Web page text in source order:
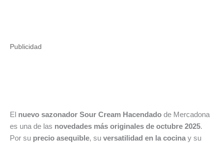
Publicidad
El nuevo sazonador Sour Cream Hacendado de Mercadona
es una de las novedades más originales de octubre 2025.
Por su precio asequible, su versatilidad en la cocina y su